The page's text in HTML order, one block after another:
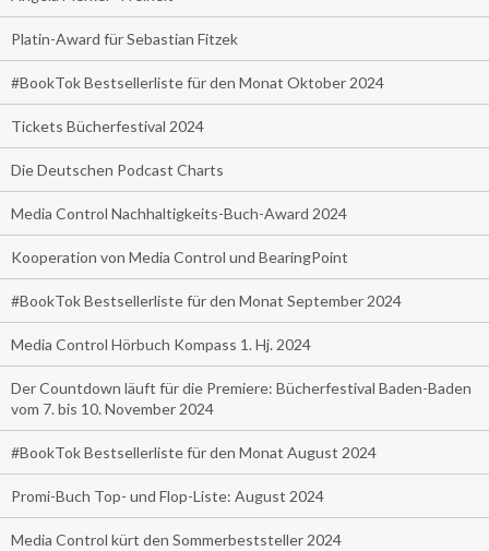
Platin-Award für Sebastian Fitzek
#BookTok Bestsellerliste für den Monat Oktober 2024
Tickets Bücherfestival 2024
Die Deutschen Podcast Charts
Media Control Nachhaltigkeits-Buch-Award 2024
Kooperation von Media Control und BearingPoint
#BookTok Bestsellerliste für den Monat September 2024
Media Control Hörbuch Kompass 1. Hj. 2024
Der Countdown läuft für die Premiere: Bücherfestival Baden-Baden
vom 7. bis 10. November 2024
#BookTok Bestsellerliste für den Monat August 2024
Promi-Buch Top- und Flop-Liste: August 2024
Media Control kürt den Sommerbeststeller 2024